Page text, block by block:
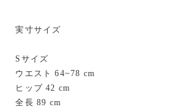
実寸サイズ
Sサイズ
ウエスト 64~78 cm
ヒップ 42 cm
全長 89 cm